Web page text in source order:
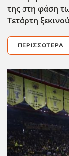
της στη φάση
Τετάρτη
ΠΕΡΙΣΣΌΤΕΡΑ